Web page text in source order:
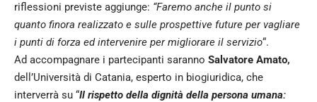
riflessioni previste aggiunge: “Faremo anche il punto si
quanto finora realizzato e sulle prospettive future per vagliare
i punti di forza ed intervenire per migliorare il servizio“.
Ad accompagnare i partecipanti saranno Salvatore Amato,
dell’Università di Catania, esperto in biogiuridica, che
interverrà su “Il rispetto della dignità della persona umana: